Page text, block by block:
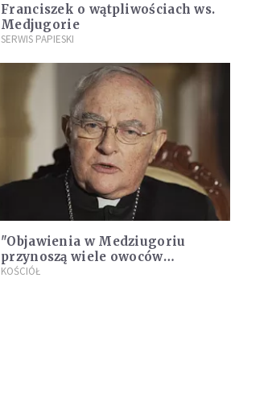
Franciszek o wątpliwościach ws.
Medjugorie
SERWIS PAPIESKI
"Objawienia w Medziugoriu
przynoszą wiele owoców
duchowych"
KOŚCIÓŁ